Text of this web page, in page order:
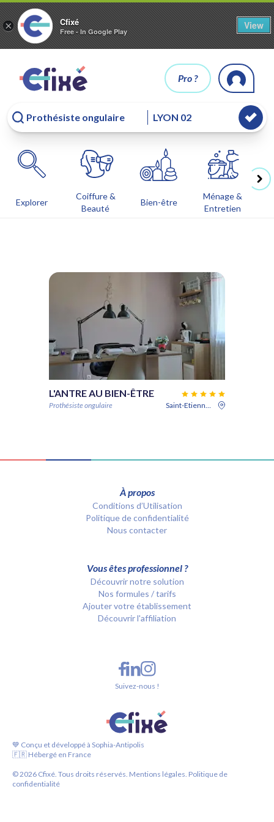
× Cfixé
Free - In Google Play
View
Pro ?
Explorer
Coiffure &
Beauté
Bien-être
Ménage &
Entretien
L'ANTRE AU BIEN-ÊTRE
Prothésiste ongulaire Saint-Etienne-de-Cuines
À propos
Conditions d’Utilisation
Politique de confidentialité
Nous contacter
Vous êtes professionnel ?
Découvrir notre solution
Nos formules / tarifs
Ajouter votre établissement
Découvrir l'affiliation
💙 Conçu et développé à Sophia-Antipolis
🇫🇷 Hébergé en France
©2026 Cfixé. Tous droits réservés. Mentions légales. Politique de
confidentialité
Suivez-nous !